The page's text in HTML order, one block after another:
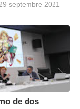
septembre 2021
de dos